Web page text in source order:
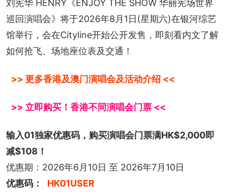
刘宪华 HENRY《ENJOY THE SHOW 华丽宪场世界
巡回演唱会》将于2026年8月1日(星期六)在银河综艺
馆举行，会在Cityline开始公开发售，即刻看内文了解
如何抢飞、场地座位表及交通！
>> 更多香港及澳门演唱会及活动介绍 <<
>> 立即购买！香港不同演唱会门票 <<
输入01独家优惠码，购买演唱会门票满HK$2,000即
减$108！
优惠期：2026年6月10日 至 2026年7月10日
优惠码：
HK01USER